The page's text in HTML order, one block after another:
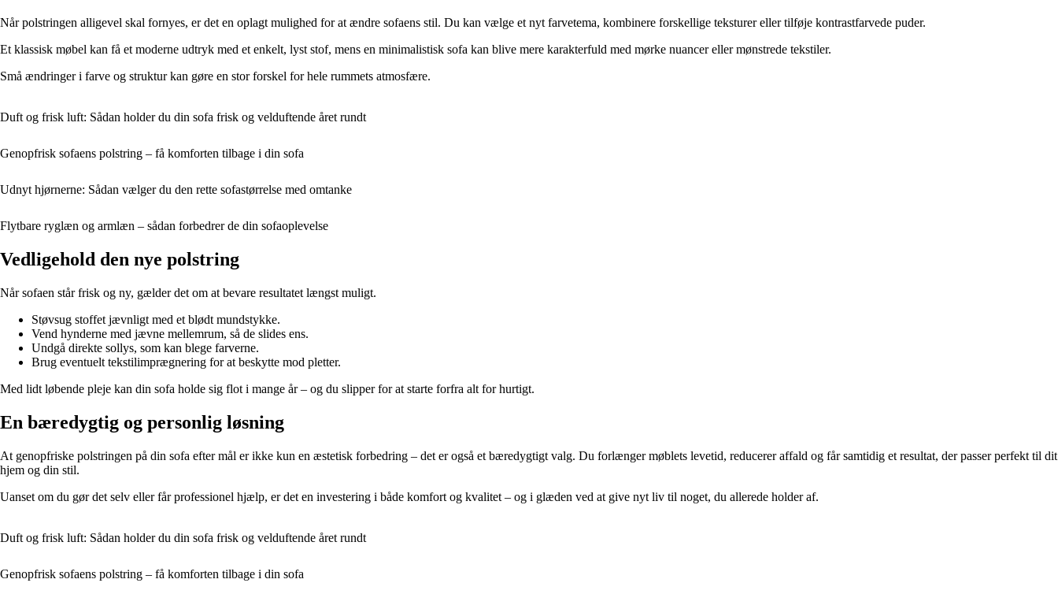
Når polstringen alligevel skal fornyes, er det en oplagt mulighed for at ændre sofaens stil. Du kan vælge et nyt farvetema, kombinere forskellige teksturer eller tilføje kontrastfarvede puder.
Et klassisk møbel kan få et moderne udtryk med et enkelt, lyst stof, mens en minimalistisk sofa kan blive mere karakterfuld med mørke nuancer eller mønstrede tekstiler.
Små ændringer i farve og struktur kan gøre en stor forskel for hele rummets atmosfære.
Duft og frisk luft: Sådan holder du din sofa frisk og velduftende året rundt
Genopfrisk sofaens polstring – få komforten tilbage i din sofa
Udnyt hjørnerne: Sådan vælger du den rette sofastørrelse med omtanke
Flytbare ryglæn og armlæn – sådan forbedrer de din sofaoplevelse
Vedligehold den nye polstring
Når sofaen står frisk og ny, gælder det om at bevare resultatet længst muligt.
Støvsug stoffet jævnligt med et blødt mundstykke.
Vend hynderne med jævne mellemrum, så de slides ens.
Undgå direkte sollys, som kan blege farverne.
Brug eventuelt tekstilimprægnering for at beskytte mod pletter.
Med lidt løbende pleje kan din sofa holde sig flot i mange år – og du slipper for at starte forfra alt for hurtigt.
En bæredygtig og personlig løsning
At genopfriske polstringen på din sofa efter mål er ikke kun en æstetisk forbedring – det er også et bæredygtigt valg. Du forlænger møblets levetid, reducerer affald og får samtidig et resultat, der passer perfekt til dit
hjem og din stil.
Uanset om du gør det selv eller får professionel hjælp, er det en investering i både komfort og kvalitet – og i glæden ved at give nyt liv til noget, du allerede holder af.
Duft og frisk luft: Sådan holder du din sofa frisk og velduftende året rundt
Genopfrisk sofaens polstring – få komforten tilbage i din sofa